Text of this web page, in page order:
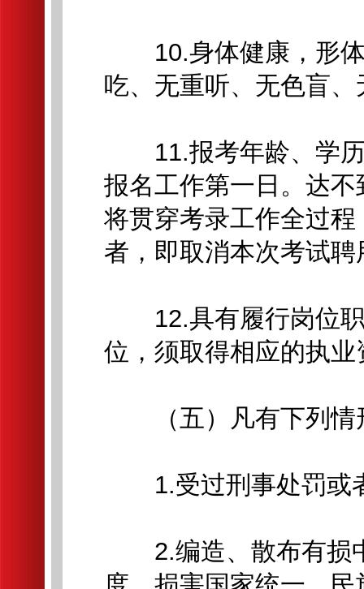
10.身体健康，形体
吃、无重听、无色盲、
11.报考年龄、学历
报名工作第一日。达
将贯穿考录工作全过
者，即取消本次考试聘
12.具有履行岗位职
位，须取得相应的执业
（五）凡有下列情
1.受过刑事处罚或
2.编造、散布有损